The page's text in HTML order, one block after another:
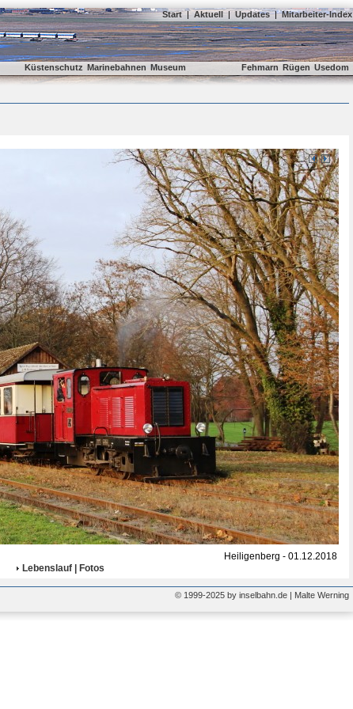
Start | Aktuell | Updates | Mitarbeiter-Index
Küstenschutz Marinebahnen Museum Fehmarn Rügen Usedom
Heiligenberg - 01.12.2018
Lebenslauf | Fotos
© 1999-2025 by inselbahn.de | Malte Werning